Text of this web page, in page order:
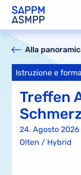
Alla
Istruzione e
Treffen
24. Agosto 2026
Olten / Hybrid